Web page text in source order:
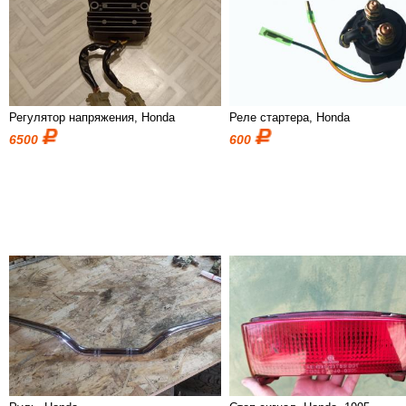
Регулятор напряжения, Honda
6500
Реле стартера, Honda
600